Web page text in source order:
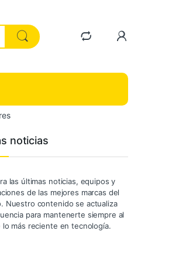
noticias
las últimas noticias, equipos y
de las mejores marcas del
Nuestro contenido se actualiza
para mantenerte siempre al
más reciente en tecnología.